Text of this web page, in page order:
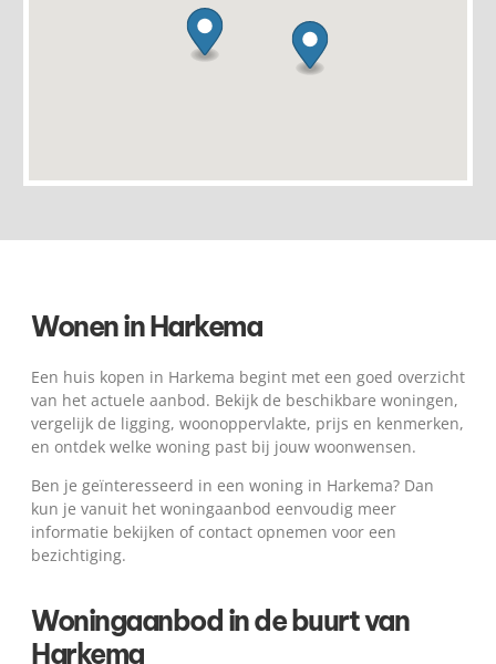
Wonen in Harkema
Een huis kopen in Harkema begint met een goed overzicht
van het actuele aanbod. Bekijk de beschikbare woningen,
vergelijk de ligging, woonoppervlakte, prijs en kenmerken,
en ontdek welke woning past bij jouw woonwensen.
Ben je geïnteresseerd in een woning in Harkema? Dan
kun je vanuit het woningaanbod eenvoudig meer
informatie bekijken of contact opnemen voor een
bezichtiging.
Woningaanbod in de buurt van
Harkema